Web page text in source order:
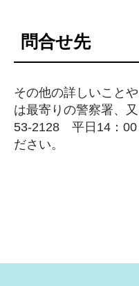
問合せ先
その他の詳しいこと
は最寄りの警察署、
53-2128 平日14：00
ださい。